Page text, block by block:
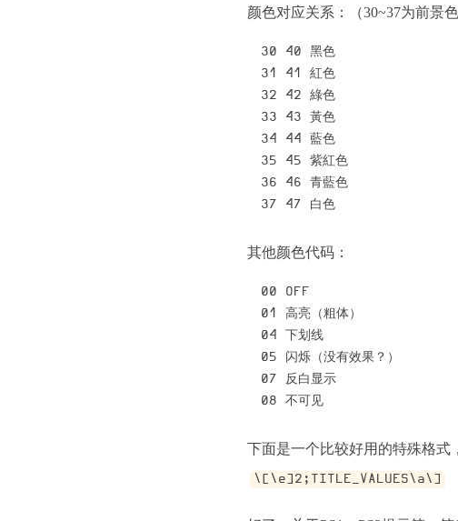
颜色对应关系：（30~37为前景
30 40 黑色
31 41 紅色
32 42 綠色
33 43 黃色
34 44 藍色
35 45 紫紅色
36 46 青藍色
其他颜色代码：
00 OFF
01 高亮（粗体）
04 下划线
05 闪烁（没有效果？）
07 反白显示
\[\e]2;TITLE_VALUES\a\]